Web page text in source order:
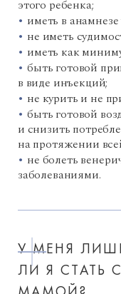
этого ребенка;
иметь в
не иметь
иметь как
быть готовой
в виде инъекций;
не курить и не
быть готовой
и снизить
на протяжении
не болеть
заболеваниями.
У МЕНЯ
ЛИ Я СТАТЬ